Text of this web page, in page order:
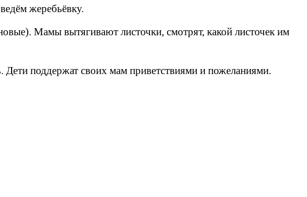
жеребьёвку.
Мамы вытягивают листочки, смотрят, какой листочек им
поддержат своих мам приветствиями и пожеланиями.